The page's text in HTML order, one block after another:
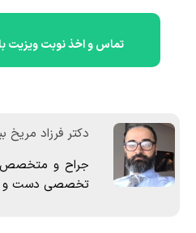
تماس و اخذ نوبت
دکتر فرزاد مریخ
جراح و متخصص
تخصصی دست و